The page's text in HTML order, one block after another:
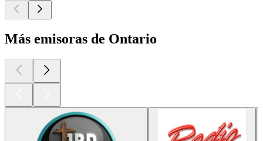
Más emisoras de Ontario